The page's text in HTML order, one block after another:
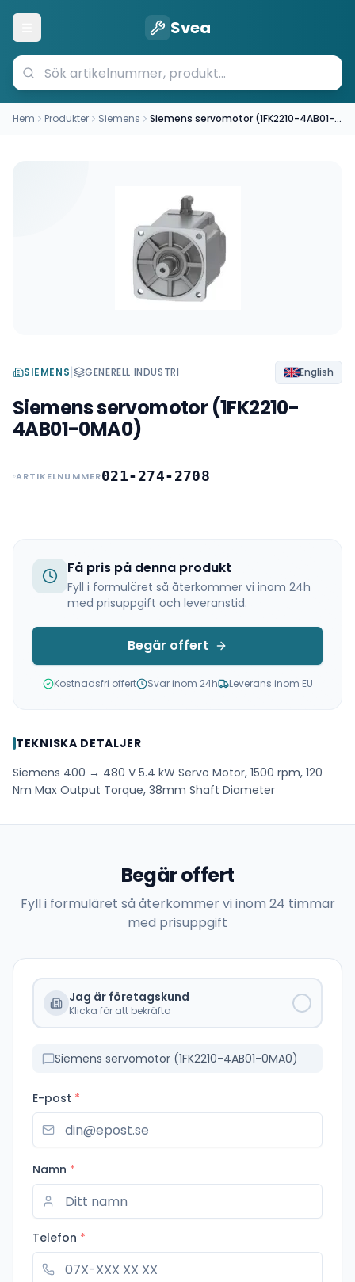
Öppna meny Svea
Hem Produkter Siemens Siemens servomotor (1FK2210-4AB01-0MA0)
SIEMENS| GENERELL INDUSTRI English
Siemens servomotor (1FK2210-
4AB01-0MA0)
ARTIKELNUMMER021-274-2708
Få pris på denna produkt
Fyll i formuläret så återkommer vi inom 24h
med prisuppgift och leveranstid.
Begär offert
Kostnadsfri offert Svar inom 24h Leverans inom EU
TEKNISKA DETALJER
Siemens 400 → 480 V 5.4 kW Servo Motor, 1500 rpm, 120
Nm Max Output Torque, 38mm Shaft Diameter
Begär offert
Fyll i formuläret så återkommer vi inom 24 timmar
med prisuppgift
Jag är företagskund
Klicka för att bekräfta
Siemens servomotor (1FK2210-4AB01-0MA0)
E-post *
Namn *
Telefon *